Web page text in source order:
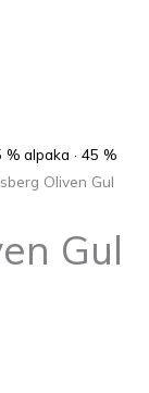
alpaka · 45 %
Oliven Gul
Gul